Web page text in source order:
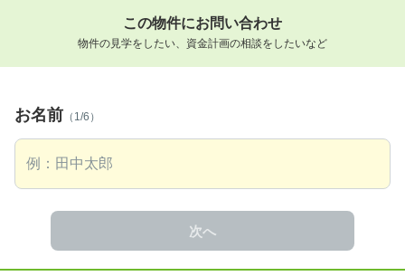
この物件にお問い合わせ
物件の見学をしたい、資金計画の相談をしたいなど
お名前 （1/6）
次へ